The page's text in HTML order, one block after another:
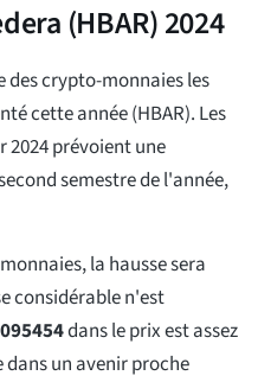
(HBAR) 2024
des crypto-monnaies les
cette année (HBAR). Les
2024 prévoient une
semestre de l'année,
la hausse sera
considérable n'est
dans le prix est assez
un avenir proche